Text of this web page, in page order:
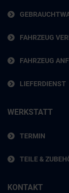
FAHRZEUG
FAHRZEUG
LIEFERDIENST
WERKSTATT
TERMIN
TEILE &
KONTAKT